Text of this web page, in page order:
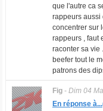
que l'autre ca
rappeurs aussi
concentrer sur
rappeurs , faut
raconter sa vie
beefer tout le
patrons des
Fig- Dim 04
En réponse